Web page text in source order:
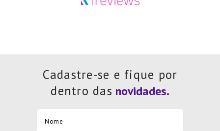
Cadastre-se e fique por
dentro das